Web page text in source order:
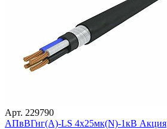
Арт. 229790
АПвВГнг(А)-LS 4х25мк(N)-1кВ Акция